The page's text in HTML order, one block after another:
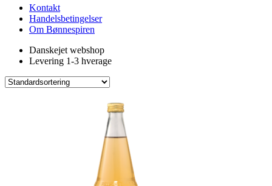
Kontakt
Handelsbetingelser
Om Bønnespiren
Danskejet webshop
Levering 1-3 hverage